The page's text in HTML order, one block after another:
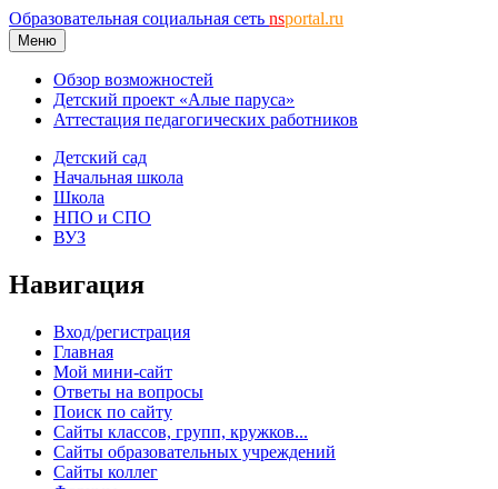
Образовательная социальная сеть nsportal.ru
Меню
Обзор возможностей
Детский проект «Алые паруса»
Аттестация педагогических работников
Детский сад
Начальная школа
Школа
НПО и СПО
ВУЗ
Навигация
Вход/регистрация
Главная
Мой мини-сайт
Ответы на вопросы
Поиск по сайту
Сайты классов, групп, кружков...
Сайты образовательных учреждений
Сайты коллег